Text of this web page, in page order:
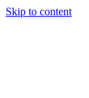
Skip to content